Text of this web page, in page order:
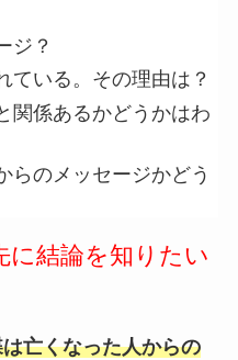
ジ？
ている。その理由は？
関係あるかどうかはわ
らのメッセージかどう
に結論を知りたい
亡くなった人からの